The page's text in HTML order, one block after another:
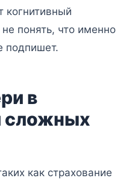
когнитивный
понять, что именно
подпишет.
в
сложных
как страхование